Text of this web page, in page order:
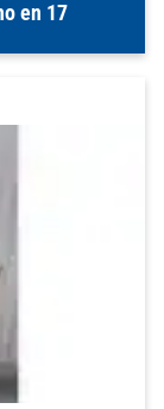
en 17